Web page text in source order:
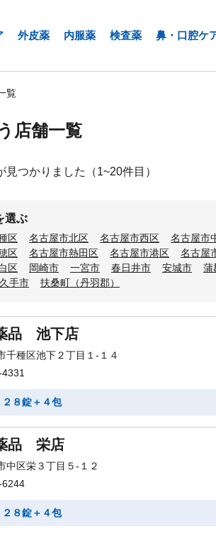
外皮薬 内服薬 検査薬 鼻・口腔ケ
覧
店舗一覧
見つかりました （1~20件目）
選ぶ
区 名古屋市北区 名古屋市西区 名古屋市
区
名古屋市熱田区 名古屋市港区 名古屋
区
岡崎市 一宮市 春日井市 安城市 蒲
手市 扶桑町（丹羽郡）
品 池下店
千種区池下２丁目１-１４
８錠＋４包
品 栄店
中区栄３丁目５-１２
８錠＋４包